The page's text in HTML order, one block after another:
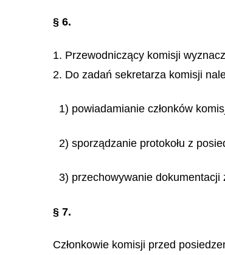
§ 6.
1. Przewodniczący komisji
2. Do zadań sekretarza komisji
1) powiadamianie członków
2) sporządzanie protokołu z
3) przechowywanie dokumentacji
§ 7.
Członkowie komisji przed